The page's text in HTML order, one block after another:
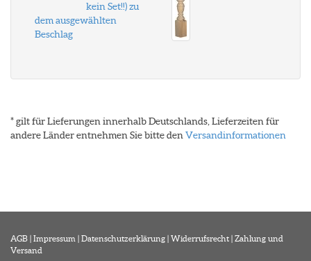
kein Set!!) zu
dem ausgewählten
Beschlag
* gilt für Lieferungen innerhalb Deutschlands, Lieferzeiten für
andere Länder entnehmen Sie bitte den Versandinformationen
AGB | Impressum | Datenschutzerklärung | Widerrufsrecht | Zahlung und
Versand